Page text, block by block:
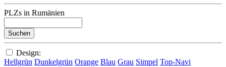
PLZs in Rumänien
Design:
Hellgrün Dunkelgrün Orange Blau Grau Simpel Top-Navi